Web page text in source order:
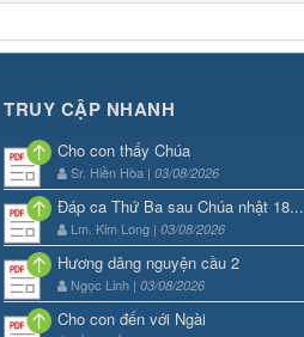
TRUY CẬP NHANH
Cho con thấy Chúa
Sr. Hiền Hòa | 03/08/2026
Đáp ca Thứ Ba sau Chúa nhật 18...
Lm. Kim Long | 03/08/2026
Hương dâng nguyện cầu 2
Ngọc Linh | 03/08/2026
Cho con đến với Ngài